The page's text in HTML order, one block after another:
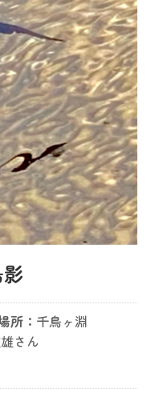
所： 千鳥ヶ淵
さん